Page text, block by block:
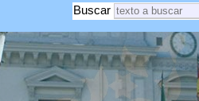
Buscar